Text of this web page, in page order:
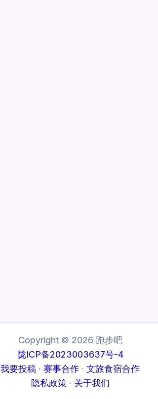
Copyright © 2026 跑步吧
陇ICP备2023003637号-4
我要投稿 · 赛事合作 · 文旅食宿合作
隐私政策· 关于我们